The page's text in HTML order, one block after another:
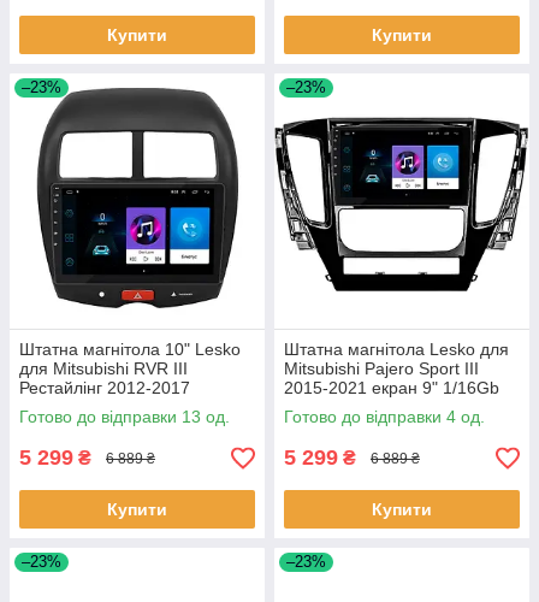
Купити Купити
–23%
Штатна магнітола 10" Lesko
для Mitsubishi RVR III
Рестайлінг 2012-2017
1/16Gb/ Wi-Fi Optima Міцубісі
13 шт.
Готово до відправки 13 од.
5 299 ₴ 6 889 ₴
Купити
–23%
Штатна магнітола Lesko для
Mitsubishi Pajero Sport III
2015-2021 екран 9" 1/16Gb
Wi-Fi GPS Base 4 шт.
Готово до відправки 4 од.
5 299 ₴ 6 889 ₴
Купити
–23% –23%